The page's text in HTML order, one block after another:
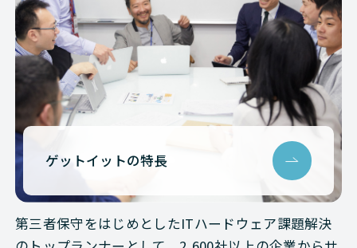
ゲットイットの特長
第三者保守をはじめとしたITハードウェア課題解決